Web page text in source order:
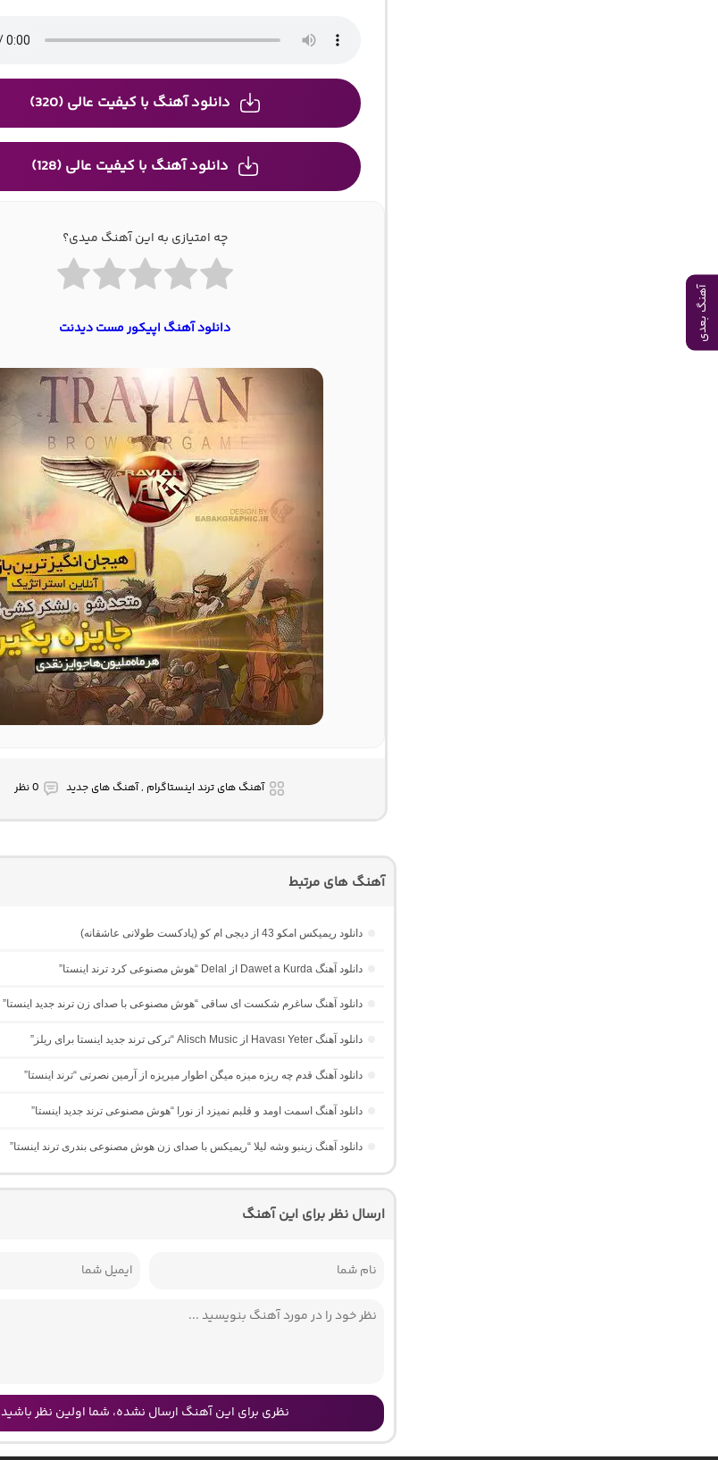
آهنگ بعدی
دانلود آهنگ با کیفیت عالی (320)
دانلود آهنگ با کیفیت عالی (128)
چه امتیازی به این آهنگ میدی؟
دانلود آهنگ اپیکور مست دیدنت
آهنگ های ترند اینستاگرام , آهنگ های جدید 0 نظر
آهنگ های مرتبط
دانلود ریمیکس امکو 43 از دیجی ام کو (پادکست طولانی عاشقانه)
دانلود آهنگ Dawet a Kurda از Delal “هوش مصنوعی کرد ترند اینستا”
دانلود آهنگ ساغرم شکست ای ساقی “هوش مصنوعی با صدای زن ترند جدید اینستا”
دانلود آهنگ Havası Yeter از Alisch Music “ترکی ترند جدید اینستا برای ریلز”
دانلود آهنگ ﻗﺪم ﭼﻪ رﻳﺰه ﻣﻴﺰه ﻣﻴﮕﻦ اﻃﻮار ﻣﻴﺮﻳﺰه از آرمین نصرتی “ترند اینستا”
دانلود آهنگ اسمت اومد و قلبم نمیزد از نورا “هوش مصنوعی ترند جدید اینستا”
دانلود آهنگ زینبو وشه لیلا “ریمیکس با صدای زن هوش مصنوعی بندری ترند اینستا”
ارسال نظر برای این آهنگ
نظری برای این آهنگ ارسال نشده، شما اولین نظر باشید